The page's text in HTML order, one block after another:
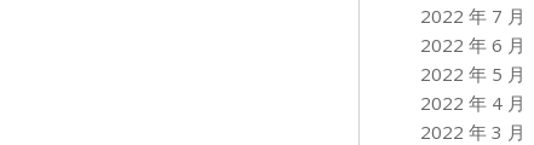
2022 年 7 月
2022 年 6 月
2022 年 5 月
2022 年 4 月
2022 年 3 月